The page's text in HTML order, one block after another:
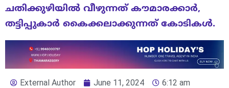
ചതിക്കുഴിയിൽ വീഴുന്നത് കൗമാരക്കാർ,
തട്ടിപ്പുകാർ കൈക്കലാക്കുന്നത് കോടികൾ.
External Author June 11, 2024
6:12 am